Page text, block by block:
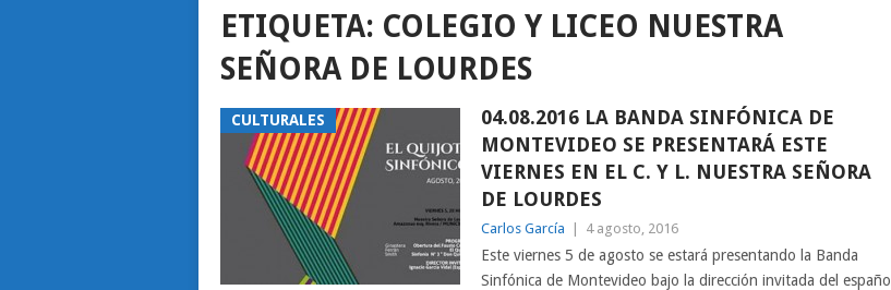
ETIQUETA: COLEGIO Y LICEO NUESTRA
SEÑORA DE LOURDES
CULTURALES
04.08.2016 LA BANDA SINFÓNICA DE
MONTEVIDEO SE PRESENTARÁ ESTE
VIERNES EN EL C. Y L. NUESTRA SEÑORA
DE LOURDES
Carlos García 4 agosto, 2016
Este viernes 5 de agosto se estará presentando la Banda
Sinfónica de Montevideo bajo la dirección invitada del español